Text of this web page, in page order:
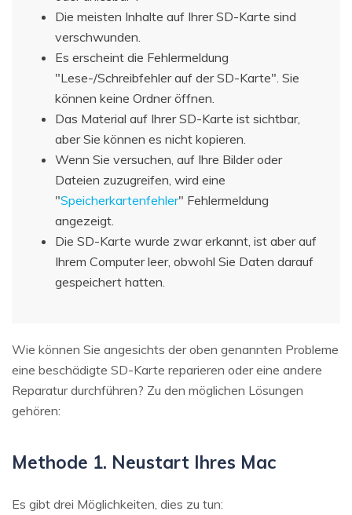
Die meisten Inhalte auf Ihrer SD-Karte sind
verschwunden.
Es erscheint die Fehlermeldung
"Lese-/Schreibfehler auf der SD-Karte". Sie
können keine Ordner öffnen.
Das Material auf Ihrer SD-Karte ist sichtbar,
aber Sie können es nicht kopieren.
Wenn Sie versuchen, auf Ihre Bilder oder
Dateien zuzugreifen, wird eine
"Speicherkartenfehler" Fehlermeldung
angezeigt.
Die SD-Karte wurde zwar erkannt, ist aber auf
Ihrem Computer leer, obwohl Sie Daten darauf
gespeichert hatten.
Wie können Sie angesichts der oben genannten Probleme
eine beschädigte SD-Karte reparieren oder eine andere
Reparatur durchführen? Zu den möglichen Lösungen
gehören:
Methode 1. Neustart Ihres Mac
Es gibt drei Möglichkeiten, dies zu tun: